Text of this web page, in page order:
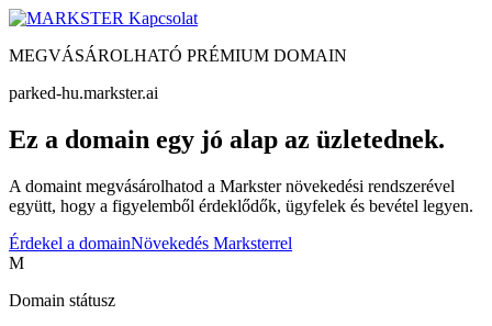
Kapcsolat
MEGVÁSÁROLHATÓ PRÉMIUM DOMAIN
parked-hu.markster.ai
Ez a domain egy jó alap az üzletednek.
A domaint megvásárolhatod a Markster növekedési rendszerével
együtt, hogy a figyelemből érdeklődők, ügyfelek és bevétel legyen.
Érdekel a domainNövekedés Marksterrel
M
Domain státusz